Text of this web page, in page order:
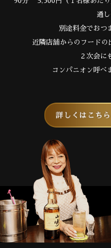
通し
別途料金でおつ
近隣店舗からのフードの
２次会に
コンパニオン呼べ